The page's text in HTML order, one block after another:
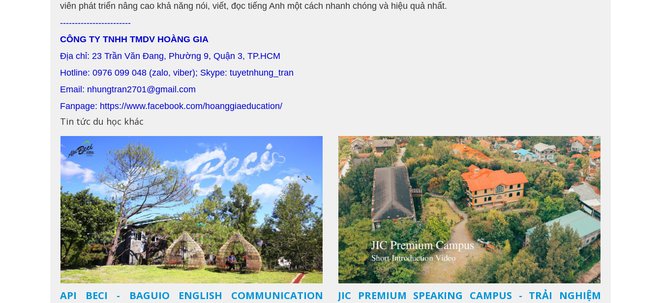
viên phát triển nâng cao khả năng nói, viết, đọc tiếng Anh một cách nhanh chóng và hiệu quả nhất.
------------------------
CÔNG TY TNHH TMDV HOÀNG GIA
Địa chỉ: 23 Trần Văn Đang, Phường 9, Quận 3, TP.HCM
Hotline: 0976 099 048 (zalo, viber); Skype: tuyetnhung_tran
Email: nhungtran2701@gmail.com
Fanpage: https://www.facebook.com/hoanggiaeducation/
Tin tức du học khác
API BECI - BAGUIO ENGLISH COMMUNICATION
JIC PREMIUM SPEAKING CAMPUS - TRẢI NGHIỆM